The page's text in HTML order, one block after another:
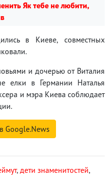
Як тебе не любити,
в Киеве, совместных
и дочерью от Виталия
елки в Германии Наталья
и мэра Киева соблюдает
Google.News
, дети знаменитостей,